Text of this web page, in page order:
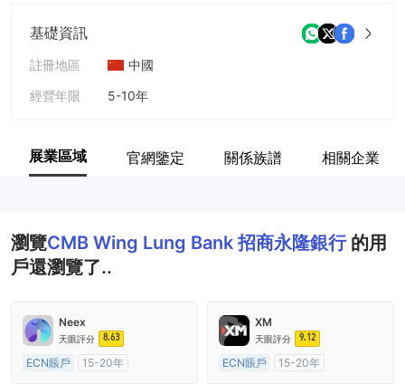
基礎資訊
註冊地區
中國
經營年限
5-10年
展業區域 官網鑒定 關係族譜 相關企業
瀏覽CMB Wing Lung Bank 招商永隆銀行的用
戶還瀏覽了..
Neex
天眼評分 8.63
ECN賬戶
15-20年
XM
天眼評分 9.12
ECN賬戶
15-20年